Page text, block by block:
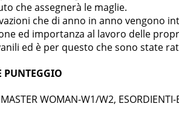
che assegnerà le maglie.
che di anno in anno vengono
ed importanza al lavoro delle
ed è per questo che sono state
PUNTEGGIO
WOMAN-W1/W2,